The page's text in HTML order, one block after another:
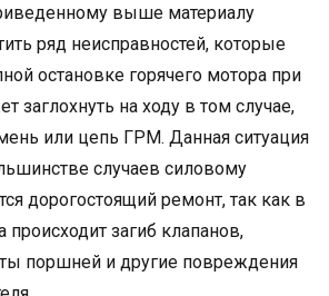
выше материалу
ряд неисправностей, которые
остановке горячего мотора при
заглохнуть на ходу в том случае,
или цепь ГРМ. Данная ситуация
случаев силовому
дорогостоящий ремонт, так как в
происходит загиб клапанов,
поршней и другие повреждения